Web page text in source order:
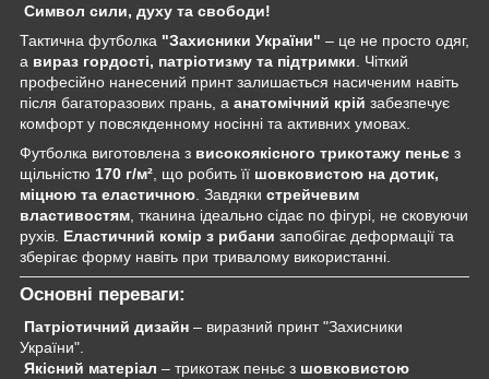
Символ сили, духу та свободи!
Тактична футболка "Захисники України" – це не просто одяг,
а вираз гордості, патріотизму та підтримки . Чіткий
професійно нанесений принт залишається насиченим навіть
після багаторазових прань, а анатомічний крій забезпечує
комфорт у повсякденному носінні та активних умовах.
Футболка виготовлена з високоякісного трикотажу пеньє з
щільністю 170 г/м² , що робить її шовковистою на дотик,
міцною та еластичною . Завдяки стрейчевим
властивостям , тканина ідеально сідає по фігурі, не сковуючи
рухів. Еластичний комір з рибани запобігає деформації та
зберігає форму навіть при тривалому використанні.
Основні переваги:
Патріотичний дизайн – виразний принт "Захисники
України".
Якісний матеріал – трикотаж пеньє з шовковистою